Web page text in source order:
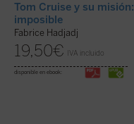
Tom Cruise y su misión:
imposible
Fabrice Hadjadj
19,50€ IVA incluido
disponible en ebook: